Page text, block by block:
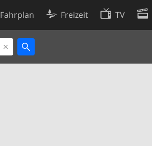
Fahrplan Freizeit TV
Cookie-Richtlinie
Cookie-Einstellungen